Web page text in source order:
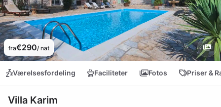
fra€290/ nat
Værelsesfordeling Faciliteter Fotos Priser &
Villa Karim